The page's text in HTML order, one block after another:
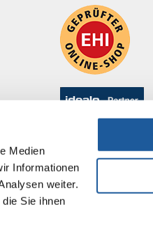
Medien
Informationen
weiter.
Sie ihnen